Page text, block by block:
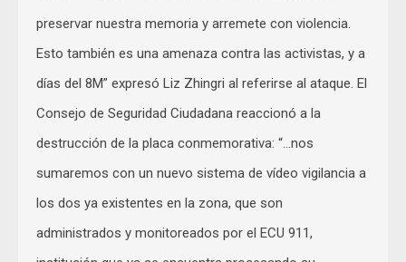
preservar nuestra memoria y arremete con violencia.
Esto también es una amenaza contra las activistas, y a
días del 8M” expresó Liz Zhingri al referirse al ataque. El
Consejo de Seguridad Ciudadana reaccionó a la
destrucción de la placa conmemorativa: “…nos
sumaremos con un nuevo sistema de vídeo vigilancia a
los dos ya existentes en la zona, que son
administrados y monitoreados por el ECU 911,